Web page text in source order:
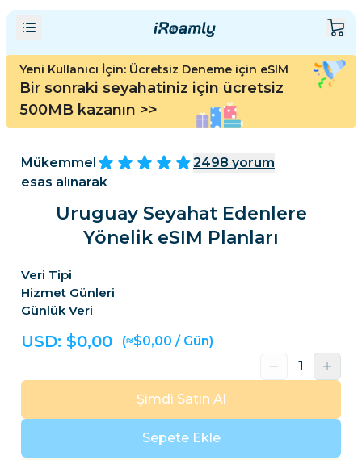
Yeni Kullanıcı İçin: Ücretsiz Deneme için eSIM
Bir sonraki seyahatiniz için ücretsiz
500MB kazanın >>
Mükemmel 2498 yorum
esas alınarak
Uruguay Seyahat Edenlere
Yönelik eSIM Planları
Veri Tipi
Hizmet Günleri
Günlük Veri
USD: $0,00 (≈$0,00 / Gün)
Sepete Ekle
Şimdi Satın Al